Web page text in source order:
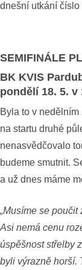
dnešní utkání číslo
SEMIFINÁLE
BK KVIS
pondělí 18. 5.
Byla to v
na startu druhé
nenasvědčovalo
budeme smutnit.
a už dnes máme
„Musíme se
Asi nemá cenu
úspěšnost střelby
byli výrazně horší.